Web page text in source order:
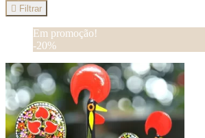
 Filtrar
Em promoção!
-20%